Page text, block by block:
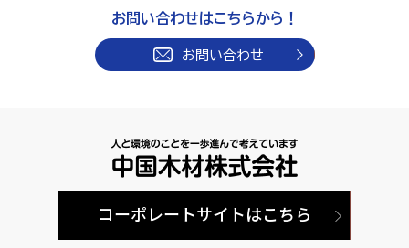
お問い合わせはこちらから！
お問い合わせ
コーポレートサイトはこちら